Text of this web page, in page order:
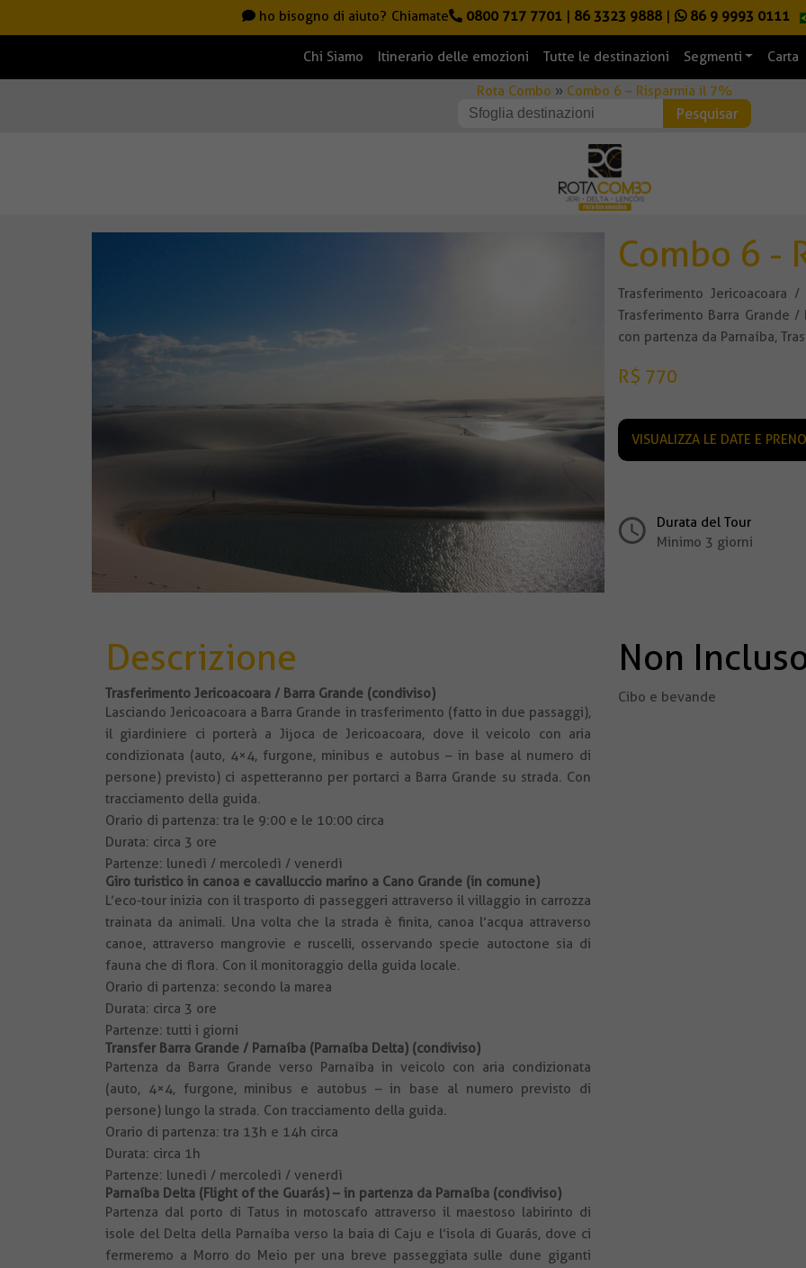
ho bisogno di aiuto? Chiamate 0800 717 7701 | 86 3323 9888 | 86 9 9993 0111
Chi Siamo Itinerario delle emozioni Tutte le destinazioni Segmenti Carta
Rota Combo » Combo 6 – Risparmia il 7%
Combo 6 -
Trasferimento Jericoacoara
Trasferimento Barra Grande /
con partenza da Parnaíba,
R$ 770
VISUALIZZA LE DATE E
Durata del Tour
Minimo 3 giorni
Descrizione
Trasferimento Jericoacoara / Barra Grande (condiviso)
Lasciando Jericoacoara a Barra Grande in trasferimento (fatto in due passaggi),
il giardiniere ci porterà a Jijoca de Jericoacoara, dove il veicolo con aria
condizionata (auto, 4×4, furgone, minibus e autobus – in base al numero di
persone) previsto) ci aspetteranno per portarci a Barra Grande su strada. Con
tracciamento della guida.
Orario di partenza: tra le 9:00 e le 10:00 circa
Durata: circa 3 ore
Partenze: lunedì / mercoledì / venerdì
Giro turistico in canoa e cavalluccio marino a Cano Grande (in comune)
L’eco-tour inizia con il trasporto di passeggeri attraverso il villaggio in carrozza
trainata da animali. Una volta che la strada è finita, canoa l’acqua attraverso
canoe, attraverso mangrovie e ruscelli, osservando specie autoctone sia di
fauna che di flora. Con il monitoraggio della guida locale.
Orario di partenza: secondo la marea
Durata: circa 3 ore
Partenze: tutti i giorni
Transfer Barra Grande / Parnaíba (Parnaíba Delta) (condiviso)
Partenza da Barra Grande verso Parnaíba in veicolo con aria condizionata
(auto, 4×4, furgone, minibus e autobus – in base al numero previsto di
persone) lungo la strada. Con tracciamento della guida.
Orario di partenza: tra 13h e 14h circa
Durata: circa 1h
Partenze: lunedì / mercoledì / venerdì
Parnaíba Delta (Flight of the Guarás) – in partenza da Parnaíba (condiviso)
Partenza dal porto di Tatus in motoscafo attraverso il maestoso labirinto di
isole del Delta della Parnaíba verso la baia di Caju e l’isola di Guarás, dove ci
fermeremo a Morro do Meio per una breve passeggiata sulle dune giganti
Non
Cibo e bevande